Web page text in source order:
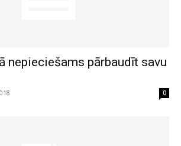
nepieciešams pārbaudīt savu
0